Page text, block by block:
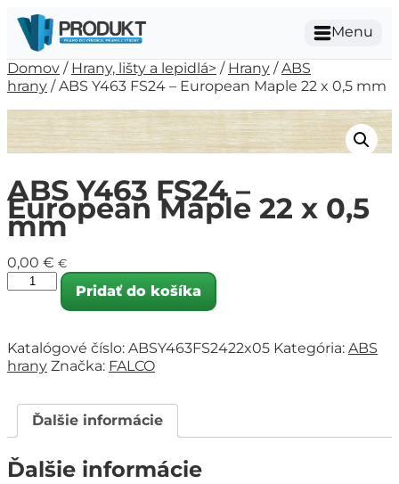
Menu
Domov / Hrany, lišty a lepidlá> / Hrany /ABS
hrany / ABS Y463 FS24 – European Maple 22 x 0,5 mm
ABS Y463 FS24 –
European Maple 22 x 0,5
mm
0,00 € €
Pridať do košíka
Katalógové číslo: ABSY463FS2422x05 Kategória: ABS
hrany Značka: FALCO
Ďalšie informácie
Ďalšie informácie